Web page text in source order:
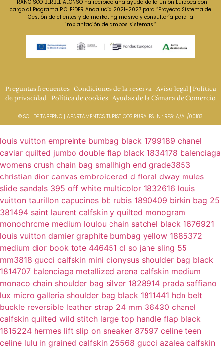
FRANCISCO BERBEL ALONSO ha recibido una ayuda de la Unión Europea con
cargo al Programa P.O. FEDER Andalucía 2021-2027 para “Proyecto Sistema de
Gestión de clientes y de marketing masivo y consultoría para la
implantación de ambos sistemas.”
Preguntas frecuentes| Condiciones de la reserva| Aviso legal | Política
de privacidad | Política de cookies | Ayudas de la Cámara de Comercio
© SOL DE TABERNO | APARTAMENTOS TURISTICOS RURALES |Nº REG: A/AL/00183
louis vuitton empreinte bumbag black 1799189 chanel
caviar quilted jumbo double flap black 1834178 balenciaga
womens crush chain bag smallhigh end grade3853
christian dior canvas embroidered d floral dway mules
slide sandals 395 off white multicolor 1832616 louis
vuitton taurillon capucines bb rubis 1890409 birkin bag 25
381494 saint laurent calfskin y quilted monogram
monochrome medium loulou chain satchel black 1676921
louis vuitton damier graphite bumbag yellow 1885372
medium dior book tote 446451 cl so jane sling 55
mm3818 gucci calfskin mini dionysus shoulder bag black
1814707 balenciaga metallized arena calfskin medium
monaco chain shoulder bag silver 1828914 prada saffiano
lux micro galleria shoulder bag black 1811441 hdn belt
buckle reversible leather strap 24 mm 36430 chanel
calfskin quilted wild stitch large top handle flap black
1815224 hermes lift slip on sneaker 87597 celine teen
celine lulu in grained calfskin 25568 gucci azalea calfskin